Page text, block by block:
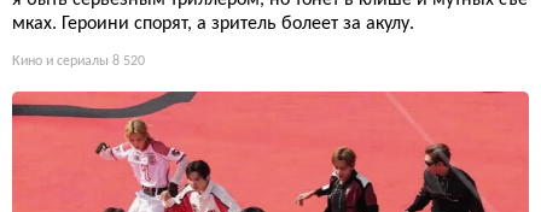
мках. Героини спорят, а зритель болеет за акулу.
Кино и сериалы 8 520